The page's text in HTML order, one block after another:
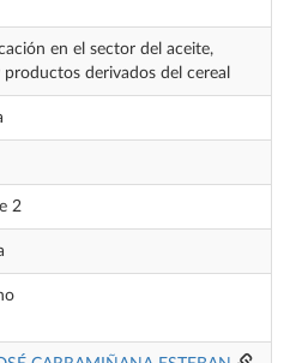
en el sector del aceite,
productos derivados del cereal
2